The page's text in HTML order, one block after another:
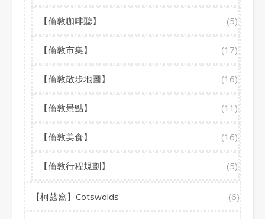
【倫敦咖啡聽】 (5)
【倫敦市集】 (17)
【倫敦散步地圖】 (16)
【倫敦景點】 (11)
【倫敦美食】 (16)
【倫敦行程規劃】 (5)
【柯茲窩】Cotswolds (6)